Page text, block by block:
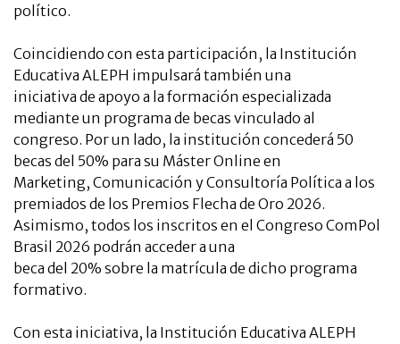
político.
Coincidiendo con esta participación, la Institución
Educativa ALEPH impulsará también una
iniciativa de apoyo a la formación especializada
mediante un programa de becas vinculado al
congreso. Por un lado, la institución concederá 50
becas del 50% para su Máster Online en
Marketing, Comunicación y Consultoría Política a los
premiados de los Premios Flecha de Oro 2026.
Asimismo, todos los inscritos en el Congreso ComPol
Brasil 2026 podrán acceder a una
beca del 20% sobre la matrícula de dicho programa
formativo.
Con esta iniciativa, la Institución Educativa ALEPH